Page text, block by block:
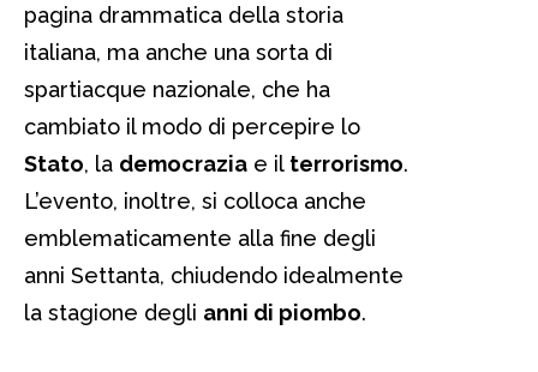
pagina drammatica della storia
italiana, ma anche una sorta di
spartiacque nazionale, che ha
cambiato il modo di percepire lo
Stato, la democrazia e il terrorismo.
L’evento, inoltre, si colloca anche
emblematicamente alla fine degli
anni Settanta, chiudendo idealmente
la stagione degli anni di piombo.